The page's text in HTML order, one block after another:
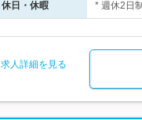
休日・休暇 * 週休2日
求人詳細を見る